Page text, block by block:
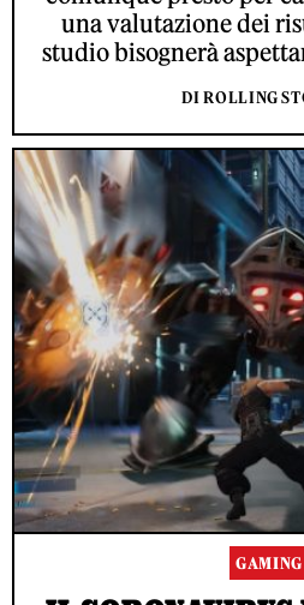
una valutazione dei
studio bisognerà
DI ROLLING
GAMING